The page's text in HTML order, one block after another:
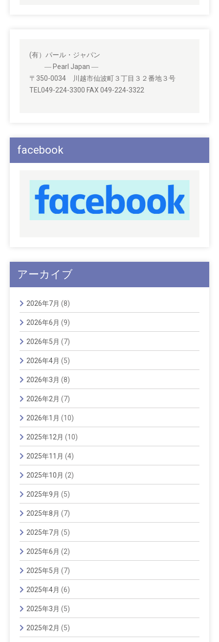
(有）パール・ジャパン
― Pearl Japan ―
〒350-0034 川越市仙波町３丁目３２番地３号
TEL049-224-3300 FAX 049-224-3322
facebook
アーカイブ
2026年7月 (8)
2026年6月 (9)
2026年5月 (7)
2026年4月 (5)
2026年3月 (8)
2026年2月 (7)
2026年1月 (10)
2025年12月 (10)
2025年11月 (4)
2025年10月 (2)
2025年9月 (5)
2025年8月 (7)
2025年7月 (5)
2025年6月 (2)
2025年5月 (7)
2025年4月 (6)
2025年3月 (5)
2025年2月 (5)